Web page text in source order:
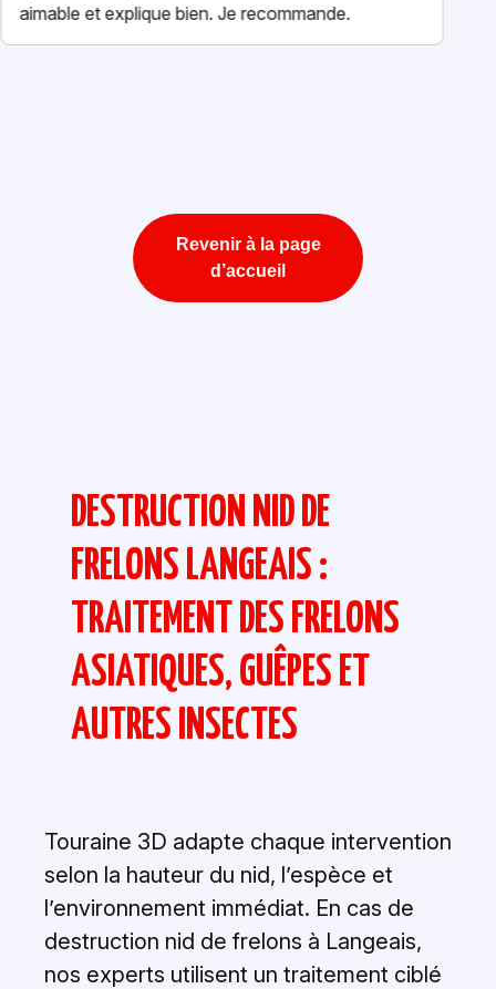
expliquant chaque étape. On se sent vraiment en
confiance. Merci enc...
Revenir à la page
d’accueil
DESTRUCTION NID DE
FRELONS LANGEAIS :
TRAITEMENT DES FRELONS
ASIATIQUES, GUÊPES ET
AUTRES INSECTES
Touraine 3D adapte chaque intervention
selon la hauteur du nid, l’espèce et
l’environnement immédiat. En cas de
destruction nid de frelons à Langeais,
nos experts utilisent un traitement ciblé